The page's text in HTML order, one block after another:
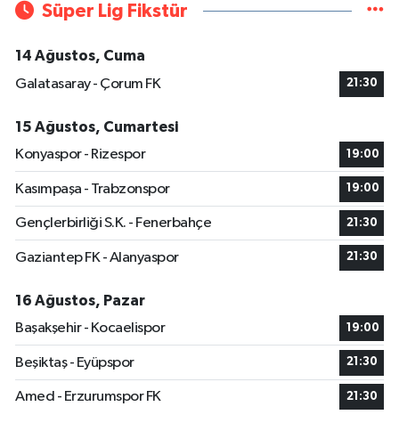
Süper Lig Fikstür
14 Ağustos, Cuma
Galatasaray - Çorum FK
21:30
15 Ağustos, Cumartesi
Konyaspor - Rizespor
19:00
Kasımpaşa - Trabzonspor 19:00
Gençlerbirliği S.K. - Fenerbahçe 21:30
Gaziantep FK - Alanyaspor 21:30
16 Ağustos, Pazar
Başakşehir - Kocaelispor
19:00
Beşiktaş - Eyüpspor 21:30
Amed - Erzurumspor FK 21:30